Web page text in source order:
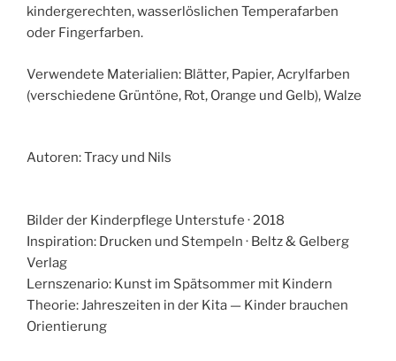
kindergerechten, wasserlöslichen Temperafarben
oder Fingerfarben.
Verwendete Materialien: Blätter, Papier, Acrylfarben
(verschiedene Grüntöne, Rot, Orange und Gelb), Walze
Autoren: Tracy und Nils
Bilder der Kinderpflege Unterstufe · 2018
Inspiration: Drucken und Stempeln · Beltz & Gelberg
Verlag
Lernszenario: Kunst im Spätsommer mit Kindern
Theorie: Jahreszeiten in der Kita — Kinder brauchen
Orientierung